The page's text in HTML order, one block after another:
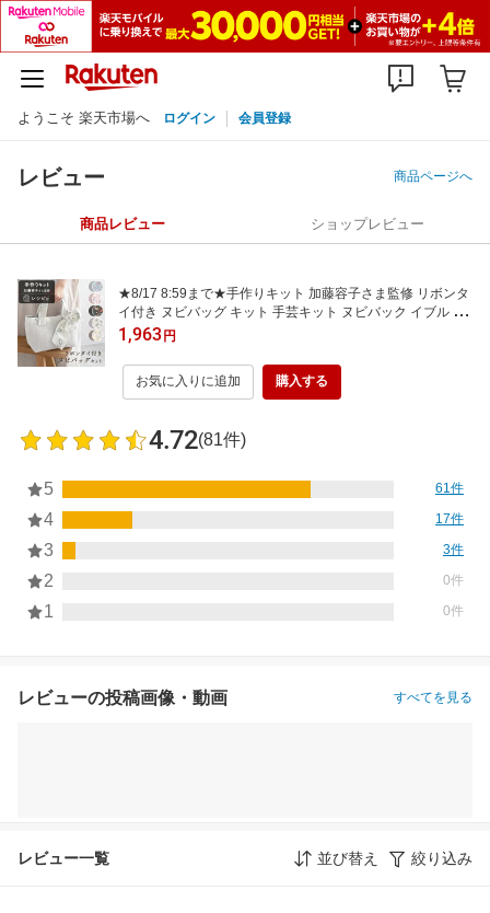
ようこそ 楽天市場へ ログイン 会員登録
レビュー 商品ページへ
商品レビュー ショップレビュー
★8/17 8:59まで★手作りキット 加藤容子さま監修 リボンタ
イ付き ヌビバッグ キット 手芸キット ヌビバック イブル ト
ートバッグ ヌビ キルト 手作りグッズ 手作り雑貨 手芸品 手
芸材料 花柄 おしゃれ 可愛い 大人 簡単 手芸 【1点までメー
ル便対応】
1,963円
お気に入りに追加 購入する
4.72(81件)
5 61件
4 17件
3 3件
2 0件
1 0件
レビューの投稿画像・動画 すべてを見る
レビュー一覧 並び替え 絞り込み